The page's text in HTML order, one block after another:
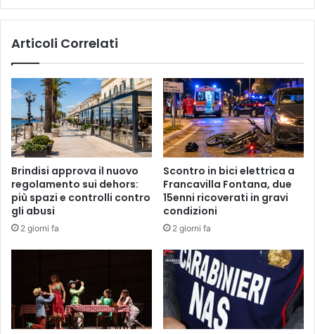
Articoli Correlati
Brindisi approva il nuovo
regolamento sui dehors:
più spazi e controlli contro
gli abusi
2 giorni fa
Scontro in bici elettrica a
Francavilla Fontana, due
15enni ricoverati in gravi
condizioni
2 giorni fa